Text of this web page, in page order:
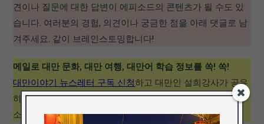
견이나 질문에 대한 답변이 에피소드의 콘텐츠가 될 수도 있
습니다. 여러분의 경험, 의견이나 궁금한 점을 아래 댓글로 남
겨주세요. 같이 브레인스토밍합니다!
메일로 대만 문화, 대만 여행, 대만어 학습 정보를 쏙! 쏙!
대만이야기 뉴스레터 구독 신청하고 대만인 설희강사가 공유
하는 대만 문화, 대만 소식, 대만어 학습 정보, 팟캐스트 에피
소드 업데이트 정보 등 대만 이야기를 메일로 받아보세요!